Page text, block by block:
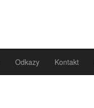
Odkazy Kontakt